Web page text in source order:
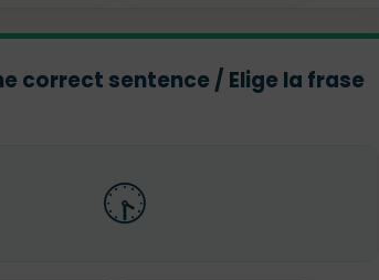
correct sentence / Elige la frase
🕟